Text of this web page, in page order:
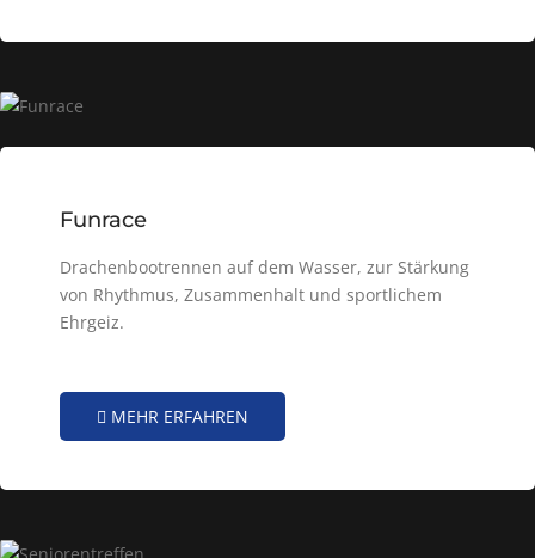
Funrace
Drachenbootrennen auf dem Wasser, zur Stärkung
von Rhythmus, Zusammenhalt und sportlichem
Ehrgeiz.
MEHR ERFAHREN